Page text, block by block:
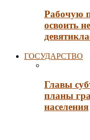
Рабочую
освоить
ГОСУДАРСТВО
Главы
планы
населения